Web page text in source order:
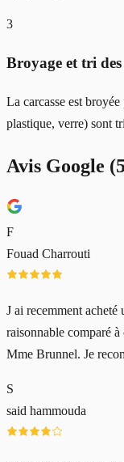
3
Broyage et tri
La carcasse est
plastique, verre) sont
Avis Google (5
F
Fouad Charrouti
J ai recemment
raisonnable comparé
Mme Brunnel. Je
S
said hammouda